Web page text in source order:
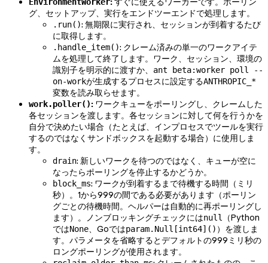
グ、セットアップ、実行をエンドツーエンドで処理します。
.run(): 無期限に実行され、セッションが到着するたび
に取得します。
.handle_item(): クレーム済みの単一のワークアイテ
ムを処理して終了します。ワーク、セッション、環境の
識別子を明示的に渡すか、
ant beta:worker poll --
on-workが生成するプロセスに設定するANTHROPIC_*
変数を読み取らせます。
work.poller(): ワークキューをポーリングし、クレームした
各セッションを渡します。各セッションに対して何を行うかを
自分で決めたい場合（たとえば、インプロセスでツールを実行
するのではなくサンドボックスを起動する場合）に使用しま
す。
drain: 新しいワークを待つのではなく、キューが空に
なったらポーリングを停止するかどうか。
block_ms: ワークが到着するまで待機する時間（ミリ
秒）。1から999の間である必要があります（ポーリン
グごとの待機時間。ヘルパーは自動的に再ポーリングし
ます）。ノンブロッキングチェックにはnull
（Python
ではNone 、Goではparam.Null[int64]() ）を渡しま
す。パラメータを省略するとデフォルトの999ミリ秒の
ロングポーリングが使用されます。